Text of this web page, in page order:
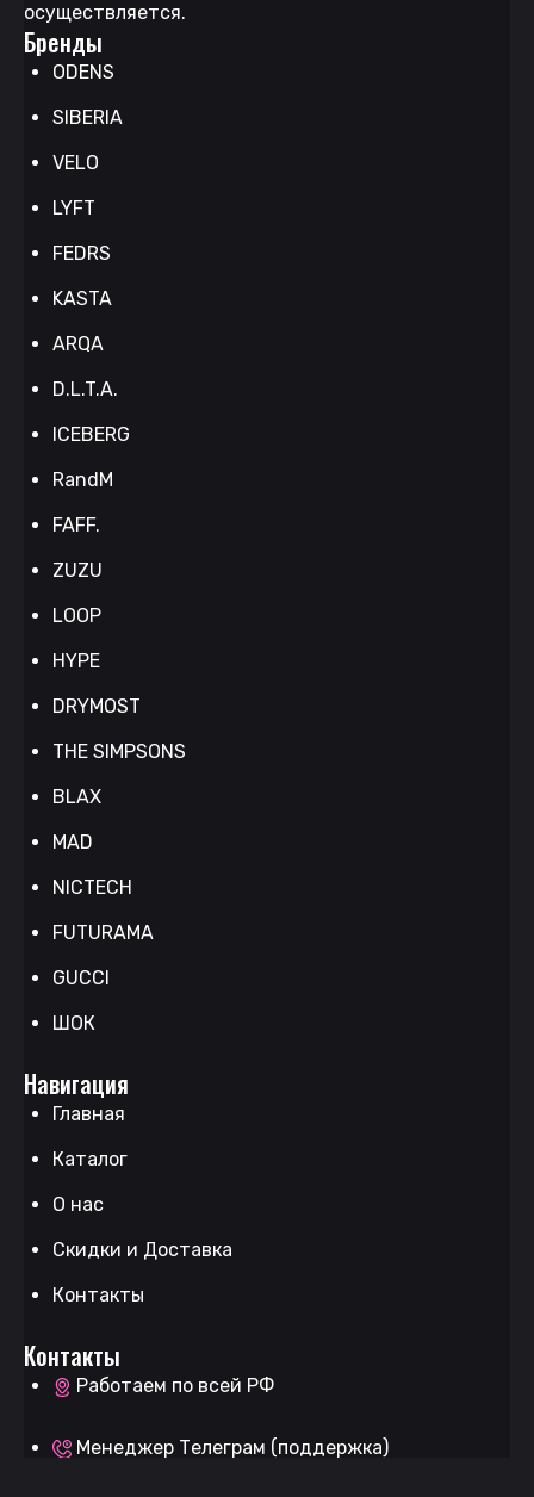
осуществляется.
Бренды
ODENS
SIBERIA
VELO
LYFT
FEDRS
KASTA
ARQA
D.L.T.A.
ICEBERG
RandM
FAFF.
ZUZU
LOOP
HYPE
DRYMOST
THE SIMPSONS
BLAX
MAD
NICTECH
FUTURAMA
GUCCI
ШОК
Навигация
Главная
Каталог
О нас
Скидки и Доставка
Контакты
Контакты
Работаем по всей РФ
Менеджер Телеграм (поддержка)